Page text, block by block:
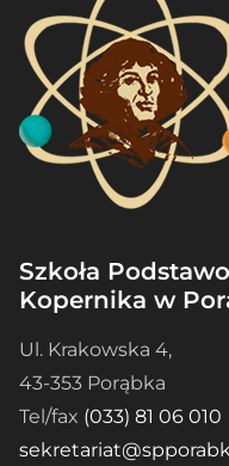
Szkoła
Kopernika w
Ul. Krakowska 4,
43-353 Porąbka
Tel/fax (033) 81 06 010